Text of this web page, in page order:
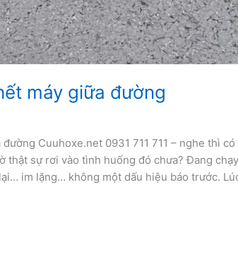
máy giữa đường
Cuuhoxe.net 0931 711 711 – nghe thì
thật sự rơi vào tình huống đó chưa? Đang
im lặng… không một dấu hiệu báo trước.